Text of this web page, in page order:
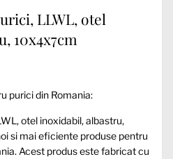
LLWL, otel
10x4x7cm
purici din Romania:
otel inoxidabil, albastru,
si mai eficiente produse pentru
Acest produs este fabricat cu